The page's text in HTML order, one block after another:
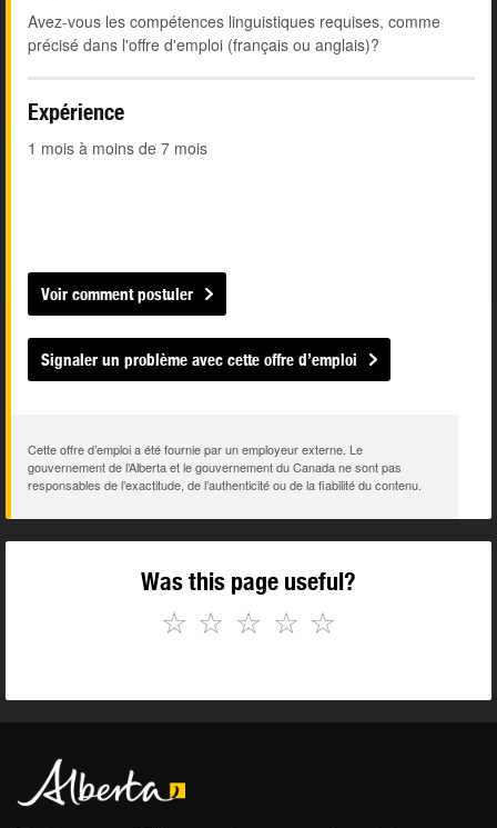
Avez-vous les compétences linguistiques requises, comme
précisé dans l'offre d'emploi (français ou anglais)?
Expérience
1 mois à moins de 7 mois
Voir comment postuler
Signaler un problème avec cette offre d’emploi
Cette offre d’emploi a été fournie par un employeur externe. Le
gouvernement de l’Alberta et le gouvernement du Canada ne sont pas
responsables de l’exactitude, de l’authenticité ou de la fiabilité du contenu.
Was this page useful?
☆
☆
☆
☆
☆